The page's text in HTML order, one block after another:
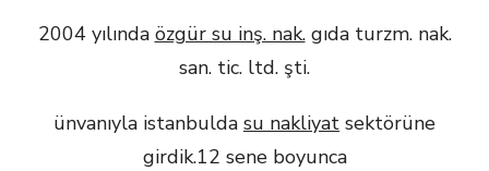
2004 yılında özgür su inş. nak.gıda turzm. nak.
san. tic. ltd. şti.
ünvanıyla istanbulda su nakliyat sektörüne
girdik.12 sene boyunca